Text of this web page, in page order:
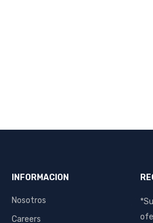
INFORMACION
Nosotros
Careers